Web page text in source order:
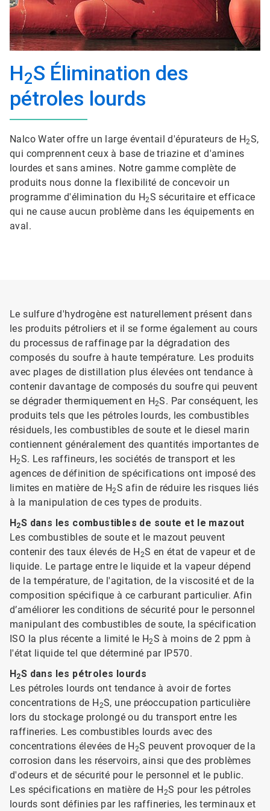
H2S Élimination des
pétroles lourds
Nalco Water offre un large éventail d'épurateurs de H2S,
qui comprennent ceux à base de triazine et d'amines
lourdes et sans amines. Notre gamme complète de
produits nous donne la flexibilité de concevoir un
programme d'élimination du H2S sécuritaire et efficace
qui ne cause aucun problème dans les équipements en
aval.
Le sulfure d'hydrogène est naturellement présent dans
les produits pétroliers et il se forme également au cours
du processus de raffinage par la dégradation des
composés du soufre à haute température. Les produits
avec plages de distillation plus élevées ont tendance à
contenir davantage de composés du soufre qui peuvent
se dégrader thermiquement en H2S. Par conséquent, les
produits tels que les pétroles lourds, les combustibles
résiduels, les combustibles de soute et le diesel marin
contiennent généralement des quantités importantes de
H2S. Les raffineurs, les sociétés de transport et les
agences de définition de spécifications ont imposé des
limites en matière de H2S afin de réduire les risques liés
à la manipulation de ces types de produits.
H2S dans les combustibles de soute et le mazout
Les combustibles de soute et le mazout peuvent
contenir des taux élevés de H2S en état de vapeur et de
liquide. Le partage entre le liquide et la vapeur dépend
de la température, de l'agitation, de la viscosité et de la
composition spécifique à ce carburant particulier. Afin
d’améliorer les conditions de sécurité pour le personnel
manipulant des combustibles de soute, la spécification
ISO la plus récente a limité le H2S à moins de 2 ppm à
l'état liquide tel que déterminé par IP570.
H2S dans les pétroles lourds
Les pétroles lourds ont tendance à avoir de fortes
concentrations de H2S, une préoccupation particulière
lors du stockage prolongé ou du transport entre les
raffineries. Les combustibles lourds avec des
concentrations élevées de H2S peuvent provoquer de la
corrosion dans les réservoirs, ainsi que des problèmes
d'odeurs et de sécurité pour le personnel et le public.
Les spécifications en matière de H2S pour les pétroles
lourds sont définies par les raffineries, les terminaux et